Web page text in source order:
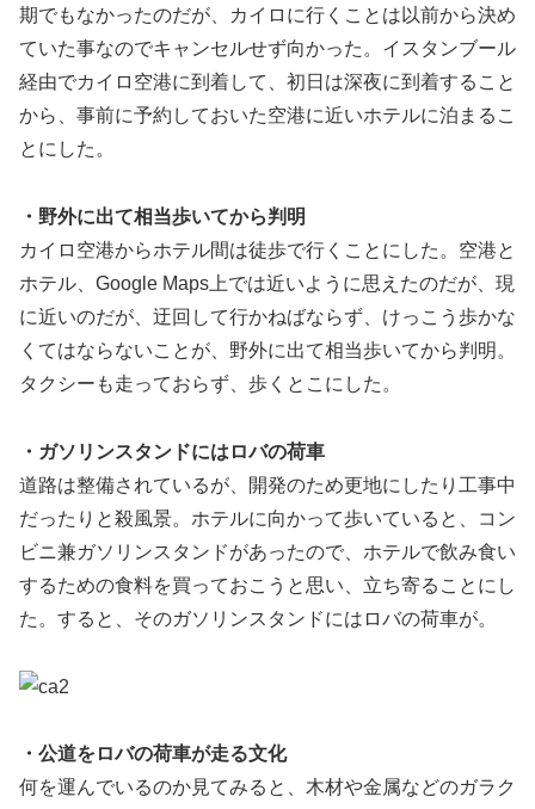
期でもなかったのだが、カイロに行くことは以前から決め
ていた事なのでキャンセルせず向かった。イスタンブール
経由でカイロ空港に到着して、初日は深夜に到着すること
から、事前に予約しておいた空港に近いホテルに泊まるこ
とにした。
・野外に出て相当歩いてから判明
カイロ空港からホテル間は徒歩で行くことにした。空港と
ホテル、Google Maps上では近いように思えたのだが、現
に近いのだが、迂回して行かねばならず、けっこう歩かな
くてはならないことが、野外に出て相当歩いてから判明。
タクシーも走っておらず、歩くとこにした。
・ガソリンスタンドにはロバの荷車
道路は整備されているが、開発のため更地にしたり工事中
だったりと殺風景。ホテルに向かって歩いていると、コン
ビニ兼ガソリンスタンドがあったので、ホテルで飲み食い
するための食料を買っておこうと思い、立ち寄ることにし
た。すると、そのガソリンスタンドにはロバの荷車が。
・公道をロバの荷車が走る文化
何を運んでいるのか見てみると、木材や金属などのガラク